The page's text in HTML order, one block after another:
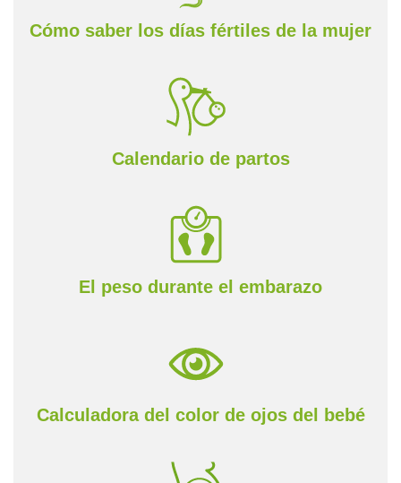
Cómo saber los días fértiles de la mujer
Calendario de partos
El peso durante el embarazo
Calculadora del color de ojos del bebé